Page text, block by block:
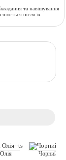
та навішування
після їх
Чорний